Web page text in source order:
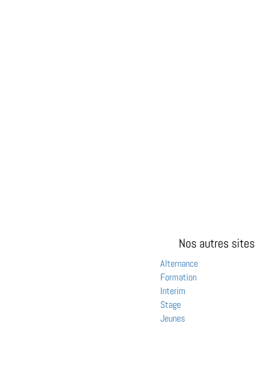
Nos autres sites
Alternance
Formation
Interim
Stage
Jeunes